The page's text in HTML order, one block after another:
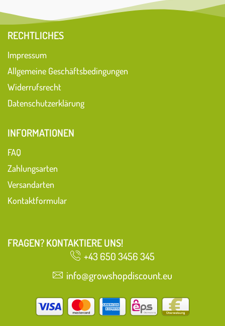
RECHTLICHES
Impressum
Allgemeine Geschäftsbedingungen
Widerrufsrecht
Datenschutzerklärung
INFORMATIONEN
FAQ
Zahlungsarten
Versandarten
Kontaktformular
FRAGEN? KONTAKTIERE UNS!
+43 650 3456 345
info@growshopdiscount.eu